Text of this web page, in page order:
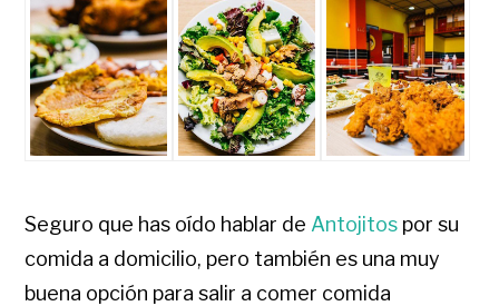
Seguro que has oído hablar de Antojitos por su
comida a domicilio, pero también es una muy
buena opción para salir a comer comida